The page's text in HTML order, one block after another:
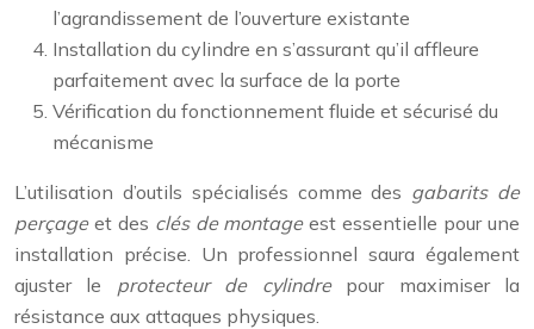
l’agrandissement de l’ouverture existante
Installation du cylindre en s’assurant qu’il affleure
parfaitement avec la surface de la porte
Vérification du fonctionnement fluide et sécurisé du
mécanisme
L’utilisation d’outils spécialisés comme des gabarits de
perçage et des clés de montageest essentielle pour une
installation précise. Un professionnel saura également
ajuster le protecteur de cylindre pour maximiser la
résistance aux attaques physiques.